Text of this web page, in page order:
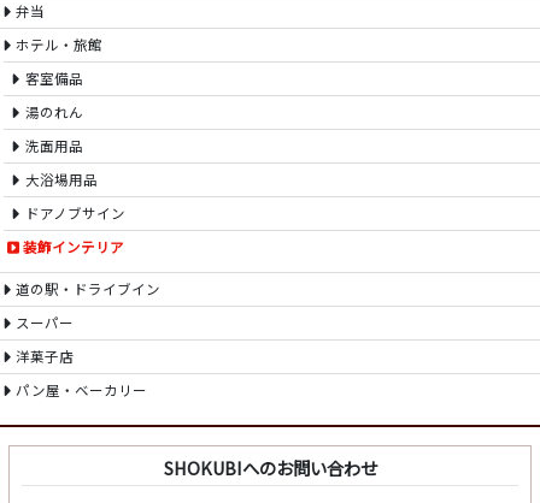
弁当
ホテル・旅館
客室備品
湯のれん
洗面用品
大浴場用品
ドアノブサイン
装飾インテリア
道の駅・ドライブイン
スーパー
洋菓子店
パン屋・ベーカリー
SHOKUBIへのお問い合わせ